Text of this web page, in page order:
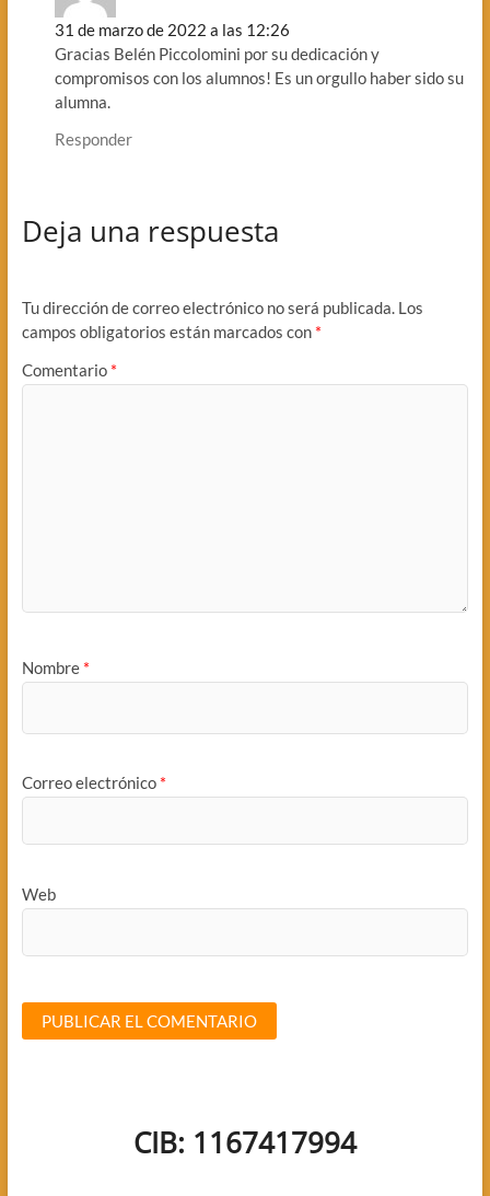
31 de marzo de 2022 a las 12:26
Gracias Belén Piccolomini por su dedicación y
compromisos con los alumnos! Es un orgullo haber sido su
alumna.
Responder
Deja una respuesta
Tu dirección de correo electrónico no será publicada. Los
campos obligatorios están marcados con *
Comentario *
Nombre *
Correo electrónico *
Web
CIB: 1167417994